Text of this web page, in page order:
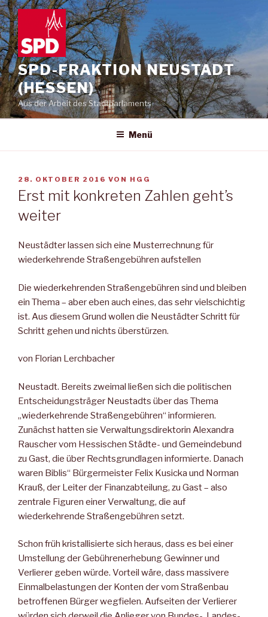
Zum
Inhalt
springen
SPD-FRAKTION NEUSTADT
(HESSEN)
Aus der Arbeit des Stadtparlaments
Menü
VERÖFFENTLICHT
AM
28. OKTOBER 2016 VON HGG
Erst mit konkreten Zahlen geht’s
weiter
Neustädter lassen sich eine Musterrechnung für
wiederkehrende Straßengebühren aufstellen
Die wiederkehrenden Straßengebühren sind und bleiben
ein Thema – aber eben auch eines, das sehr vielschichtig
ist. Aus diesem Grund wollen die Neustädter Schritt für
Schritt gehen und nichts überstürzen.
von Florian Lerchbacher
Neustadt. Bereits zweimal ließen sich die politischen
Entscheidungsträger Neustadts über das Thema
„wiederkehrende Straßengebühren“ informieren.
Zunächst hatten sie Verwaltungsdirektorin Alexandra
Rauscher vom Hessischen Städte- und Gemeindebund
zu Gast, die über Rechtsgrundlagen informierte. Danach
waren Biblis“ Bürgermeister Felix Kusicka und Norman
Krauß, der Leiter der Finanzabteilung, zu Gast – also
zentrale Figuren einer Verwaltung, die auf
wiederkehrende Straßengebühren setzt.
Schon früh kristallisierte sich heraus, dass es bei einer
Umstellung der Gebührenerhebung Gewinner und
Verlierer geben würde. Vorteil wäre, dass massivere
Einmalbelastungen der Konten der vom Straßenbau
betroffenen Bürger wegfielen. Aufseiten der Verlierer